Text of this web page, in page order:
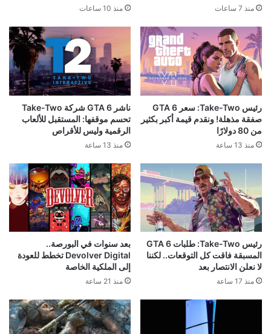
منذ 7 ساعات منذ 10 ساعات
رئيس Take-Two: سعر GTA 6
صفقة مذهلة! ونقدم قيمة أكبر بكثير
من 80 دولارًا
منذ 13 ساعة
ناشر GTA 6 شركة Take-Two
تحسم موقفها: المستقبل للألعاب
الرقمية وليس للأقراص
منذ 13 ساعة
رئيس Take-Two: طلبات GTA 6
المسبقة فاقت كل التوقعات.. لكننا
لا نعلن الانتصار بعد
منذ 17 ساعة
بعد سنوات في البورصة..
Devolver Digital تخطط للعودة
إلى الملكية الخاصة
منذ 21 ساعة